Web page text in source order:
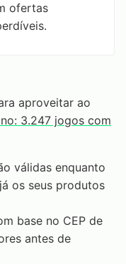
ofertas
aproveitar ao
3.247 jogos com
válidas enquanto
os seus produtos
base no CEP de
antes de